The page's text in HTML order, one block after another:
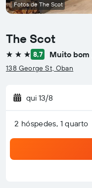
The Scot
3 estrelas8,7 Muito bom
138 George St, Oban
qui 13/8
2 hóspedes, 1 quarto
Fotos de The Scot